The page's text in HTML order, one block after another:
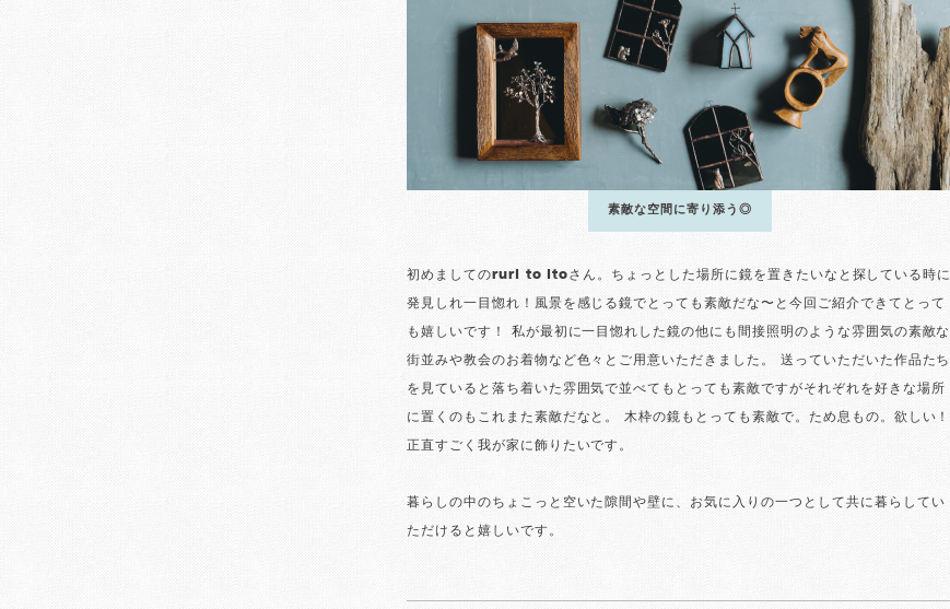
素敵な空間に寄り添う◎
初めましてのruri to itoさん。ちょっとした場所に鏡を置きたいなと探している時に
発見しれ一目惚れ！風景を感じる鏡でとっても素敵だな〜と今回ご紹介できてとって
も嬉しいです！ 私が最初に一目惚れした鏡の他にも間接照明のような雰囲気の素敵な
街並みや教会のお着物など色々とご用意いただきました。 送っていただいた作品たち
を見ていると落ち着いた雰囲気で並べてもとっても素敵ですがそれぞれを好きな場所
に置くのもこれまた素敵だなと。 木枠の鏡もとっても素敵で。ため息もの。欲しい！
正直すごく我が家に飾りたいです。
暮らしの中のちょこっと空いた隙間や壁に、お気に入りの一つとして共に暮らしてい
ただけると嬉しいです。